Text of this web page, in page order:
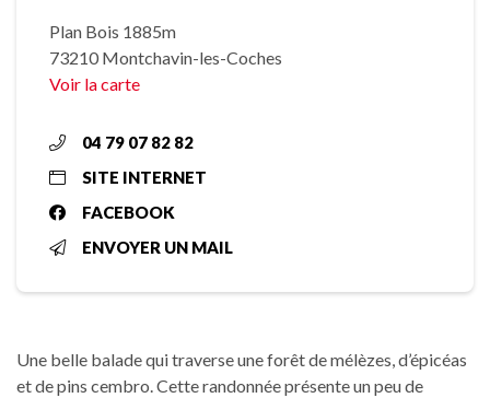
Plan Bois 1885m
73210 Montchavin-les-Coches
Voir la carte
04 79 07 82 82
SITE INTERNET
FACEBOOK
ENVOYER UN MAIL
Une belle balade qui traverse une forêt de mélèzes, d’épicéas
et de pins cembro. Cette randonnée présente un peu de